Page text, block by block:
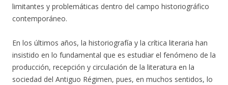
limitantes y problemáticas dentro del campo historiográfico
contemporáneo.
En los últimos años, la historiografía y la crítica literaria han
insistido en lo fundamental que es estudiar el fenómeno de la
producción, recepción y circulación de la literatura en la
sociedad del Antiguo Régimen, pues, en muchos sentidos, lo